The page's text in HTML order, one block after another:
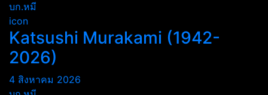
บก.หมี
icon
Katsushi Murakami (1942-
2026)
4 สิงหาคม 2026